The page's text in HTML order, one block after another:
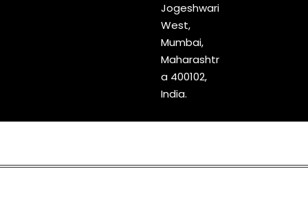
Jogeshwari
West,
Mumbai,
Maharashtr
a 400102,
India.